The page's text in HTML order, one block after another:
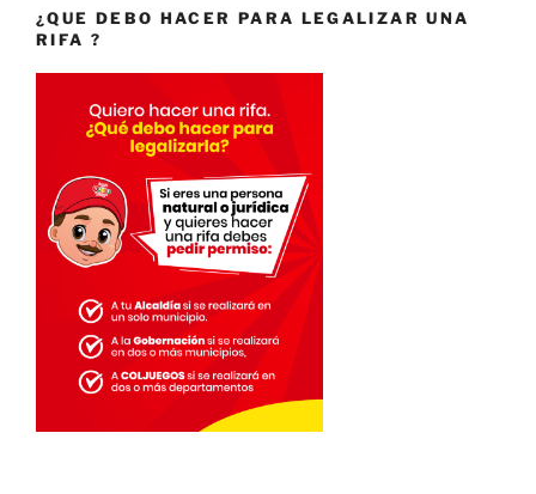
¿QUE DEBO HACER PARA LEGALIZAR UNA
RIFA ?